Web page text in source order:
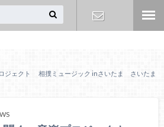
せ
ジェクト 相撲ミュージック inさいたま さいたま